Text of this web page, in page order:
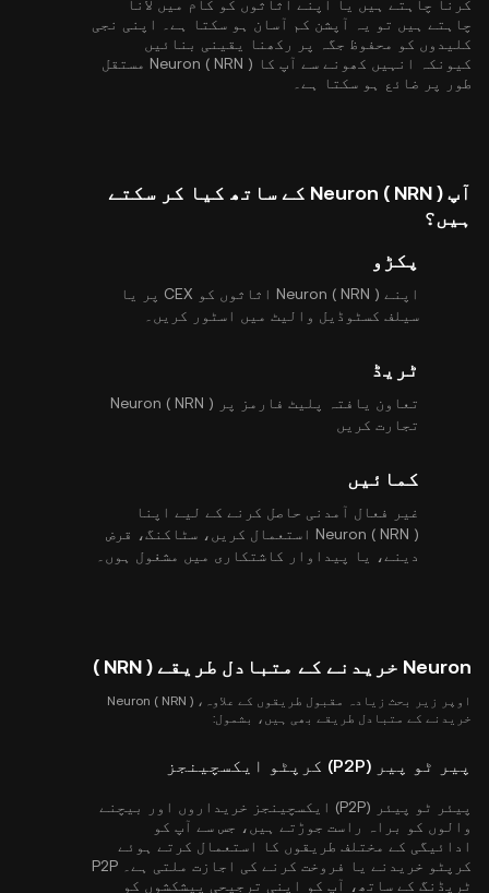
کرنا چاہتے ہیں یا اپنے اثاثوں کو کام میں لانا
چاہتے ہیں تو یہ آپشن کم آسان ہو سکتا ہے۔ اپنی نجی
کلیدوں کو محفوظ جگہ پر رکھنا یقینی بنائیں
کیونکہ انہیں کھونے سے آپ کا Neuron ( NRN ) مستقل
طور پر ضائع ہو سکتا ہے۔
آپ Neuron ( NRN ) کے ساتھ کیا کر سکتے
ہیں؟
پکڑو
اپنے Neuron ( NRN ) اثاثوں کو CEX پر یا
سیلف کسٹوڈیل والیٹ میں اسٹور کریں۔
ٹریڈ
تعاون یافتہ پلیٹ فارمز پر Neuron ( NRN )
تجارت کریں
کمائیں
غیر فعال آمدنی حاصل کرنے کے لیے اپنا
Neuron ( NRN ) استعمال کریں، سٹاکنگ، قرض
دینے، یا پیداوار کاشتکاری میں مشغول ہوں۔
Neuron خریدنے کے متبادل طریقے ( NRN )
اوپر زیر بحث زیادہ مقبول طریقوں کے علاوہ، Neuron ( NRN )
خریدنے کے متبادل طریقے بھی ہیں، بشمول:
پیر ٹو پیر (P2P) کرپٹو ایکسچینجز
پیئر ٹو پیئر (P2P) ایکسچینجز خریداروں اور بیچنے
والوں کو براہ راست جوڑتے ہیں، جس سے آپ کو
ادائیگی کے مختلف طریقوں کا استعمال کرتے ہوئے
کرپٹو خریدنے یا فروخت کرنے کی اجازت ملتی ہے۔ P2P
ٹریڈنگ کے ساتھ، آپ کو اپنی ترجیحی پیشکشوں کو